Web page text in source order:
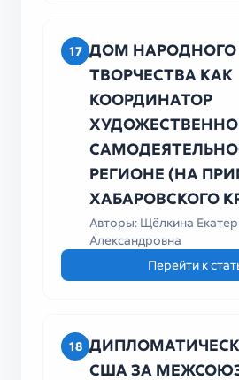
17 ДОМ НАРОДНОГО
ТВОРЧЕСТВА КАК
КООРДИНАТОР
РЕГИОНЕ (НА
ХАБАРОВСКОГО
Авторы: Щёлкина
Александровна
Перейти к
18
США ЗА